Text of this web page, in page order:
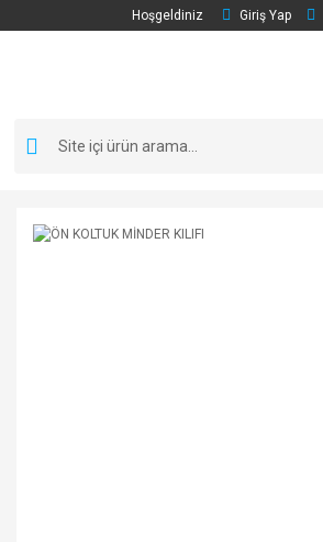
Hoşgeldiniz Giriş Yap